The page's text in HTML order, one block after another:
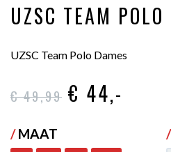
UZSC TEAM POLO
UZSC Team Polo Dames
€ 49,99 € 44,-
/MAAT /